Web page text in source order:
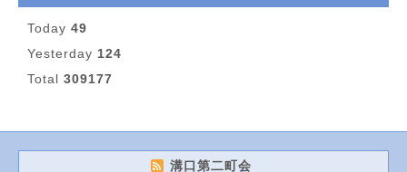
Today 49
Yesterday 124
Total 309177
溝口第二町会